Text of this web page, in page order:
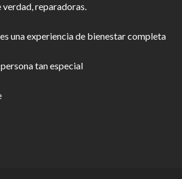
verdad, reparadoras.
una experiencia de bienestar completa
tan especial